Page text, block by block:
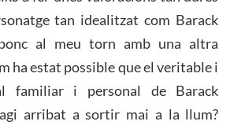
tan idealitzat com Barack
al meu torn amb una altra
ha estat possible que el veritable i
familiar i personal de Barack
arribat a sortir mai a la llum?